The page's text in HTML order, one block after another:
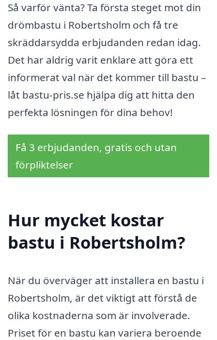
Så varför vänta? Ta första steget mot din
drömbastu i Robertsholm och få tre
skräddarsydda erbjudanden redan idag.
Det har aldrig varit enklare att göra ett
informerat val när det kommer till bastu –
låt bastu-pris.se hjälpa dig att hitta den
perfekta lösningen för dina behov!
Få 3 erbjudanden, gratis och utan
förpliktelser
Hur mycket kostar
bastu i Robertsholm?
När du överväger att installera en bastu i
Robertsholm, är det viktigt att förstå de
olika kostnaderna som är involverade.
Priset för en bastu kan variera beroende